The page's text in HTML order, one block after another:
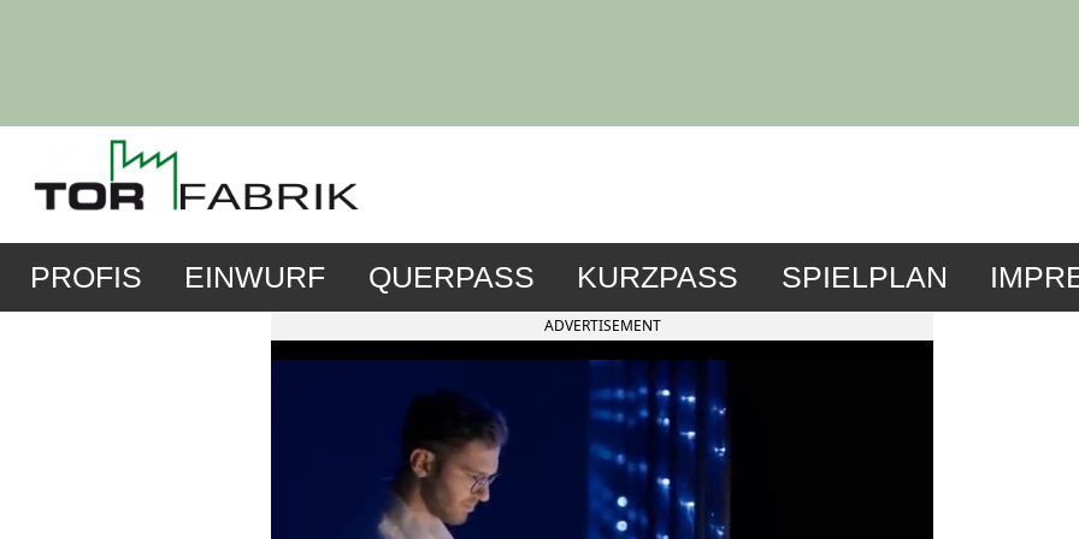
PROFIS EINWURF QUERPASS KURZPASS SPIELPLAN
ADVERTISEMENT